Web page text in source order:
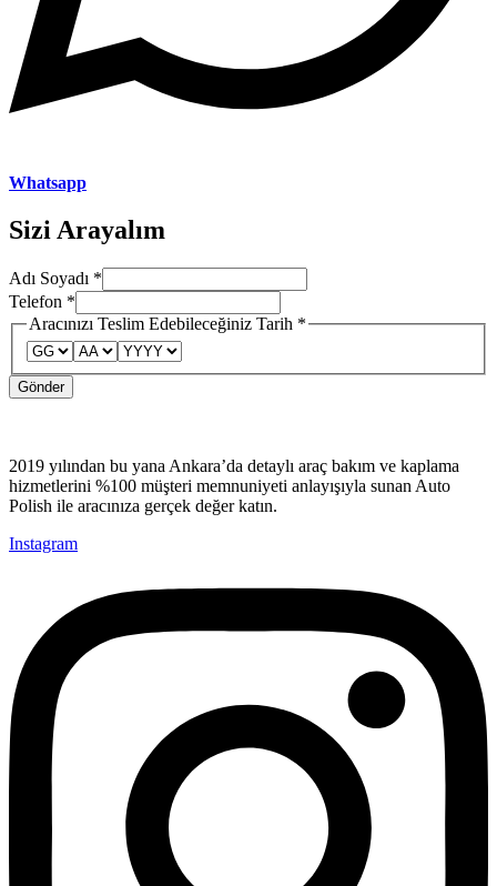
Whatsapp
Sizi Arayalım
Adı Soyadı *
Telefon *
Edebileceğiniz
Teslim
Aracınızı
Aracınızı Teslim Edebileceğiniz Tarih *
Gönder
2019 yılından bu yana Ankara’da detaylı araç bakım ve kaplama
hizmetlerini %100 müşteri memnuniyeti anlayışıyla sunan Auto
Polish ile aracınıza gerçek değer katın.
Instagram